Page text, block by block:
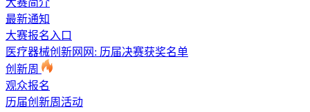
大赛简介
最新通知
大赛报名入口
医疗器械创新网网: 历届决赛获奖名单
创新周
观众报名
历届创新周活动